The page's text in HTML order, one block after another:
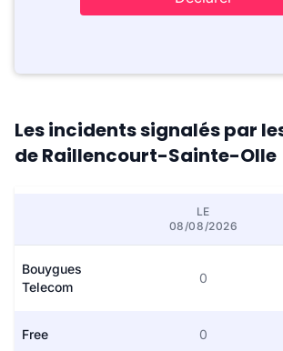
Les incidents signalés par
de Raillencourt-Sainte-Olle
LE
08/08/2026
Bouygues
Telecom
0
Free 0